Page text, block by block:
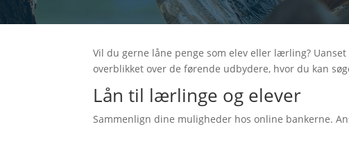
Vil du gerne låne penge som elev eller lærling?
overblikket over de førende udbydere, hvor du kan
Lån til lærlinge og elever
Sammenlign dine muligheder hos online bankerne.